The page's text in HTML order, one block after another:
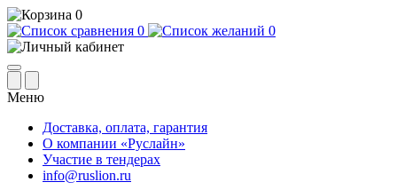
0
0
0
Меню
Доставка, оплата, гарантия
О компании «Руслайн»
Участие в тендерах
info@ruslion.ru